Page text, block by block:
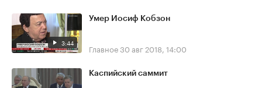
3:44
Умер Иосиф Кобзон
Главное30 авг 2018, 14:00
Каспийский саммит